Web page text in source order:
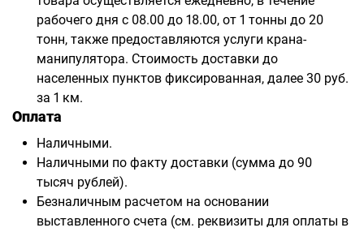
рабочего дня с 08.00 до 18.00, от 1 тонны до 20
тонн, также предоставляются услуги крана-
манипулятора. Стоимость доставки до
населенных пунктов фиксированная, далее 30 руб.
за 1 км.
Оплата
Наличными.
Наличными по факту доставки (сумма до 90
тысяч рублей).
Безналичным расчетом на основании
выставленного счета (см. реквизиты для оплаты в